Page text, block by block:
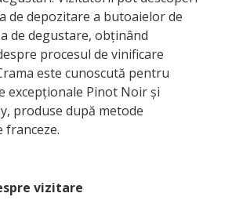
de depozitare a butoaielor de
de degustare, obținând
procesul de vinificare
este cunoscută pentru
excepționale Pinot Noir și
produse după metode
vizitare